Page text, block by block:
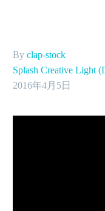
By clap-stock
Splash Creative Light
2016年4月5日